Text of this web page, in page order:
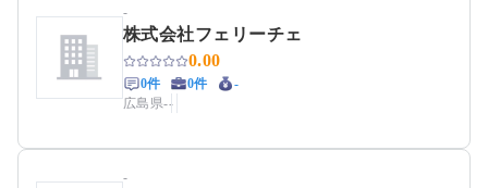
-
株式会社フェリーチェ
0.00
0件 0件
-
広島県--
-